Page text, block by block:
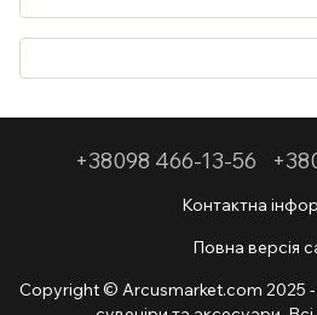
+38098 466-13-56
Контактна
Повна версія
Copyright © Arcusmarket.com 2025 -